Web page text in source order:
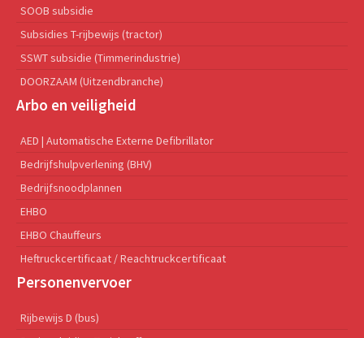
SOOB subsidie
Subsidies T-rijbewijs (tractor)
SSWT subsidie (Timmerindustrie)
DOORZAAM (Uitzendbranche)
Arbo en veiligheid
AED | Automatische Externe Defibrillator
Bedrijfshulpverlening (BHV)
Bedrijfsnoodplannen
EHBO
EHBO Chauffeurs
Heftruckcertificaat / Reachtruckcertificaat
Personenvervoer
Rijbewijs D (bus)